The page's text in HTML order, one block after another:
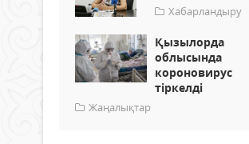
Хабарландыру
Қызылорда
облысында
короновирус
тіркелді
Жаңалықтар